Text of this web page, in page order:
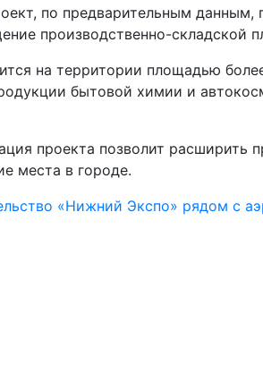
по предварительным данным,
производственно-складской
на территории площадью
бытовой химии и
проекта позволит расширить
места в городе.
«Нижний Экспо» рядом с